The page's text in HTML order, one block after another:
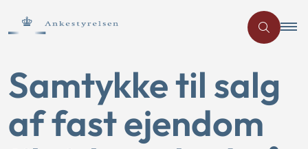
Samtykke til salg
af fast ejendom